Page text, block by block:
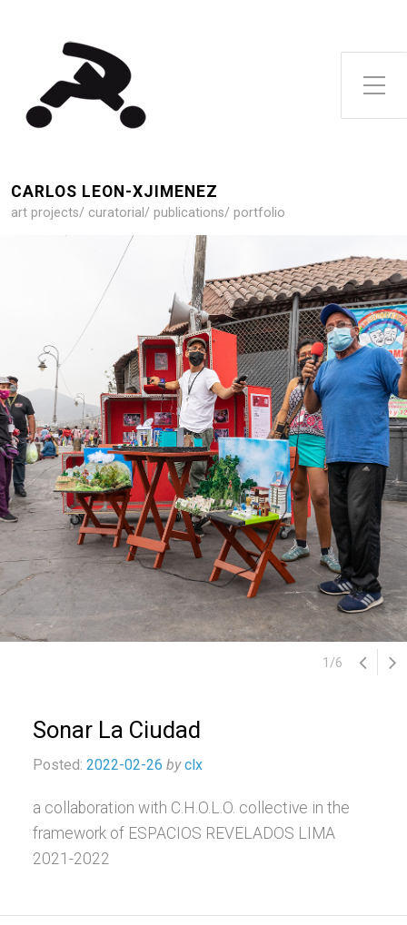
Toggle Side Menu
CARLOS LEON-XJIMENEZ
art projects/ curatorial/ publications/ portfolio
1 /6
Sonar La Ciudad
Posted: 2022-02-26 by clx
a collaboration with C.H.O.L.O. collective in the
framework of ESPACIOS REVELADOS LIMA
2021-2022